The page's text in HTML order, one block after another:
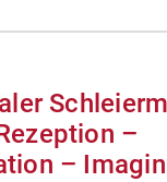
–
–